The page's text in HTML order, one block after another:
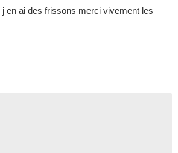
en ai des frissons merci vivement les